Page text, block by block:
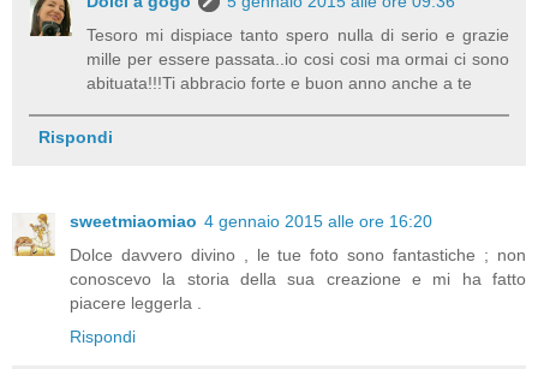
Tesoro mi dispiace tanto spero nulla di serio e grazie
mille per essere passata..io cosi cosi ma ormai ci sono
abituata!!!Ti abbracio forte e buon anno anche a te
Rispondi
sweetmiaomiao 4 gennaio 2015 alle ore 16:20
Dolce davvero divino , le tue foto sono fantastiche ; non
conoscevo la storia della sua creazione e mi ha fatto
piacere leggerla .
Rispondi